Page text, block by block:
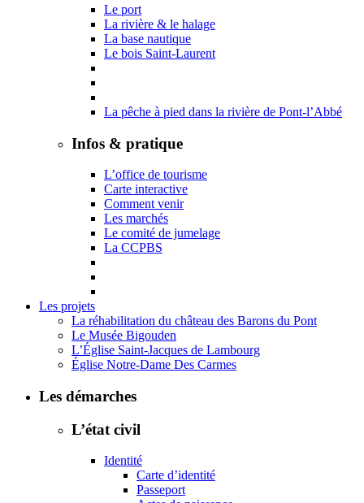
Le port
La rivière & le halage
La base nautique
Le bois Saint-Laurent
La pêche à pied dans la rivière de Pont-l’Abbé
Infos & pratique
L’office de tourisme
Carte interactive
Comment venir
Les marchés
Le comité de jumelage
La CCPBS
Les projets
La réhabilitation du château des Barons du Pont
Le Musée Bigouden
L’Église Saint-Jacques de Lambourg
Église Notre-Dame Des Carmes
Les démarches
L’état civil
Identité
Carte d’identité
Passeport